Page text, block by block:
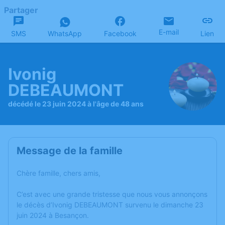
Partager
SMS WhatsApp Facebook E-mail Lien
Ivonig
DEBEAUMONT
décédé le 23 juin 2024 à l'âge de 48 ans
Message de la famille
Chère famille, chers amis,
C’est avec une grande tristesse que nous vous annonçons
le décès d’Ivonig DEBEAUMONT survenu le dimanche 23
juin 2024 à Besançon.